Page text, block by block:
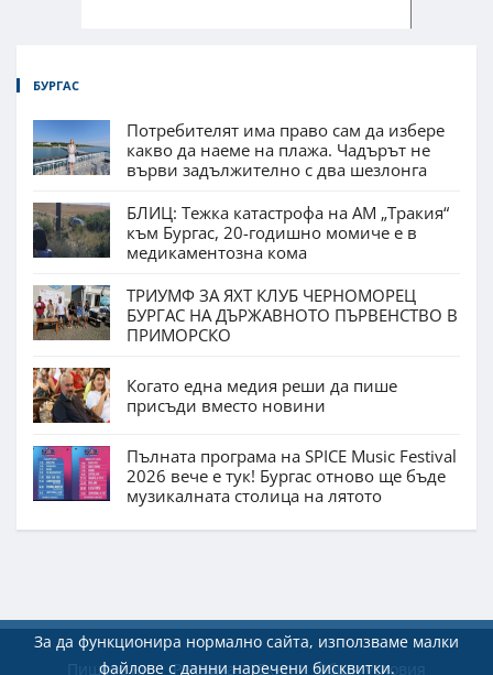
БУРГАС
Потребителят има право сам да избере
какво да наеме на плажа. Чадърът не
върви задължително с два шезлонга
БЛИЦ: Тежка катастрофа на АМ „Тракия“
към Бургас, 20-годишно момиче е в
медикаментозна кома
ТРИУМФ ЗА ЯХТ КЛУБ ЧЕРНОМОРЕЦ
БУРГАС НА ДЪРЖАВНОТО ПЪРВЕНСТВО В
ПРИМОРСКО
Когато една медия реши да пише
присъди вместо новини
Пълната програма на SPICE Music Festival
2026 вече е тук! Бургас отново ще бъде
музикалната столица на лятото
За да функционира нормално сайта, използваме малки
файлове с данни наречени бисквитки.
Пишете ни Реклама Екип Общи условия